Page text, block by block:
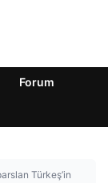
Forum
Türkeş’in